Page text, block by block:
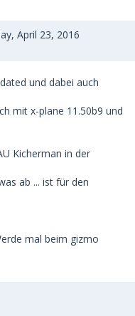
April 23, 2016
und dabei auch
mit x-plane 11.50b9 und
Kicherman in der
ab ... ist für den
mal beim gizmo